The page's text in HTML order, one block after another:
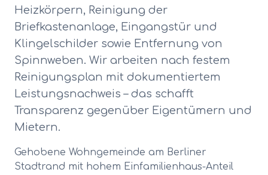
Heizkörpern, Reinigung der
Briefkastenanlage, Eingangstür und
Klingelschilder sowie Entfernung von
Spinnweben. Wir arbeiten nach festem
Reinigungsplan mit dokumentiertem
Leistungsnachweis – das schafft
Transparenz gegenüber Eigentümern und
Mietern.
Gehobene Wohngemeinde am Berliner
Stadtrand mit hohem Einfamilienhaus-Anteil